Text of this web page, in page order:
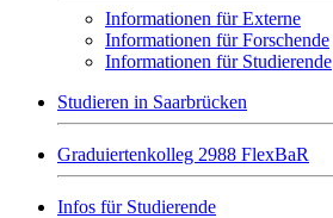
Informationen für Externe
Informationen für Forschende
Informationen für Studierende
Studieren in Saarbrücken
Graduiertenkolleg 2988 FlexBaR
Infos für Studierende